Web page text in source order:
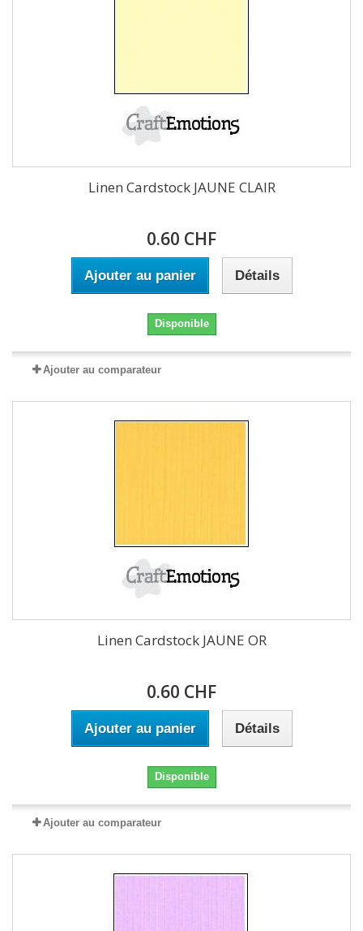
Linen Cardstock JAUNE CLAIR
0.60 CHF
Ajouter au panier Détails
Disponible
Ajouter au comparateur
Linen Cardstock JAUNE OR
0.60 CHF
Ajouter au panier Détails
Disponible
Ajouter au comparateur